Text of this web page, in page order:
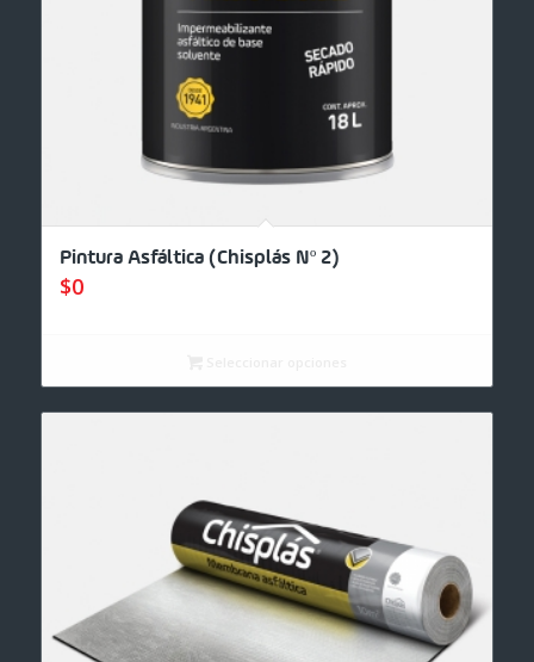
Pintura Asfáltica (Chisplás Nº 2)
$0